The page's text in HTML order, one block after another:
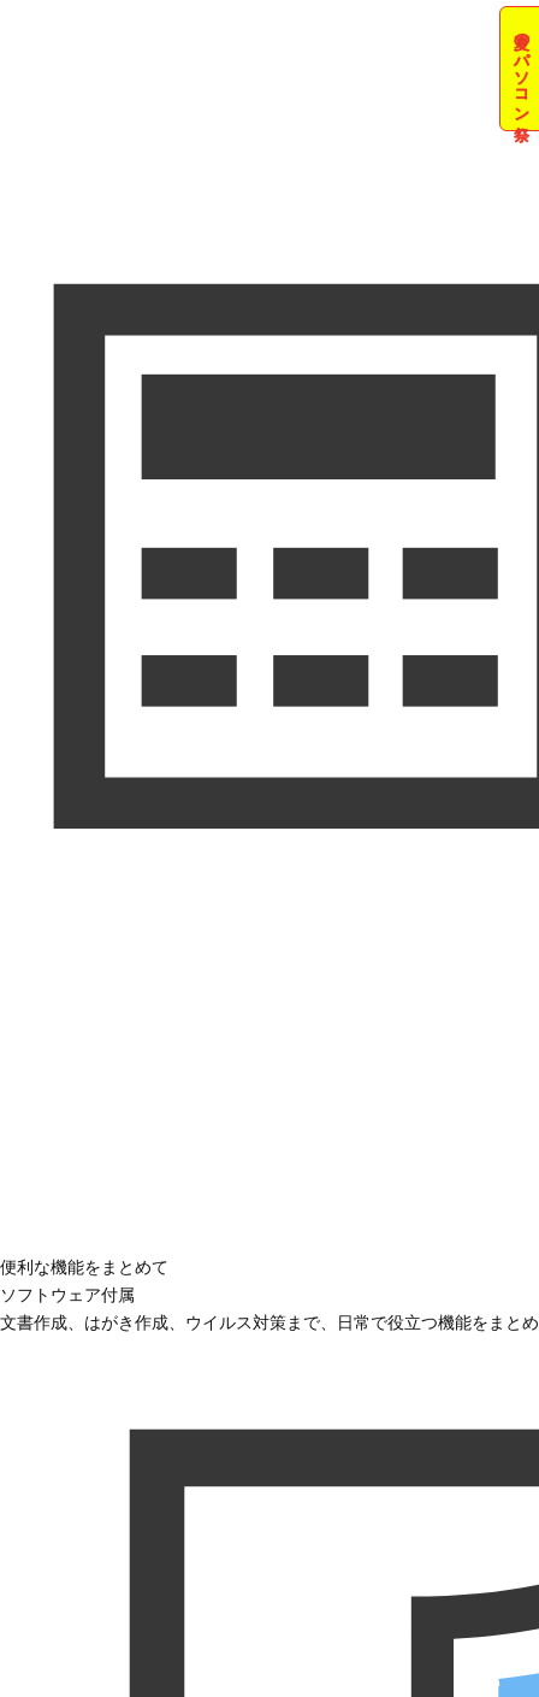
夏のパソコン祭
便利な機能をまとめて
ソフトウェア付属
文書作成、はがき作成、ウイルス対策まで、日常で役立つ機能をまと